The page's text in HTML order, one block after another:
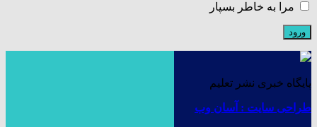
مرا به خاطر بسپار
پایگاه خبری نشر تعلیم
طراحی سایت : آسان وب